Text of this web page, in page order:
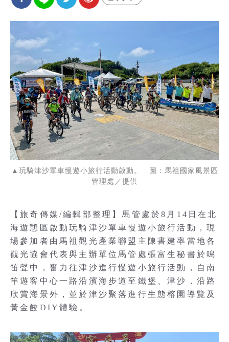
▲玩騎津沙單車慢遊小旅行活動啟動。 圖：馬祖國家風景區
管理處／提供
【旅奇傳媒/編輯部整理】馬管處於8月14日在北
海遊憩區啟動玩騎津沙單車慢遊小旅行活動，現
場參加者由馬祖觀光產業聯盟主陳書建率當地各
觀光協會代表與主辦單位馬管處張富生秘書於鳴
笛聲中，奮力往津沙進行慢遊小旅行活動，自南
竿遊客中心一路沿濱海步道至鐵堡、津沙，沿路
欣賞海景外，並於津沙聚落進行生態榕園導覽及
黃金餃DIY體驗。